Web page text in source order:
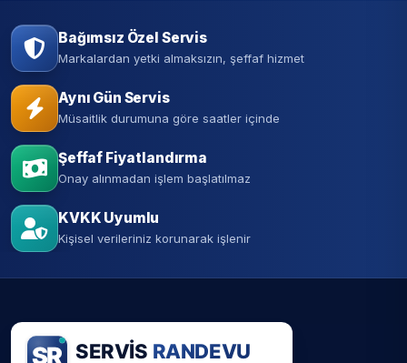
Bağımsız Özel Servis
Markalardan yetki almaksızın, şeffaf hizmet
Aynı Gün Servis
Müsaitlik durumuna göre saatler içinde
Şeffaf Fiyatlandırma
Onay alınmadan işlem başlatılmaz
KVKK Uyumlu
Kişisel verileriniz korunarak işlenir